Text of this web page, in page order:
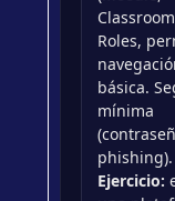
Roles,
básica.
mínima
phishing).
Ejercicio: